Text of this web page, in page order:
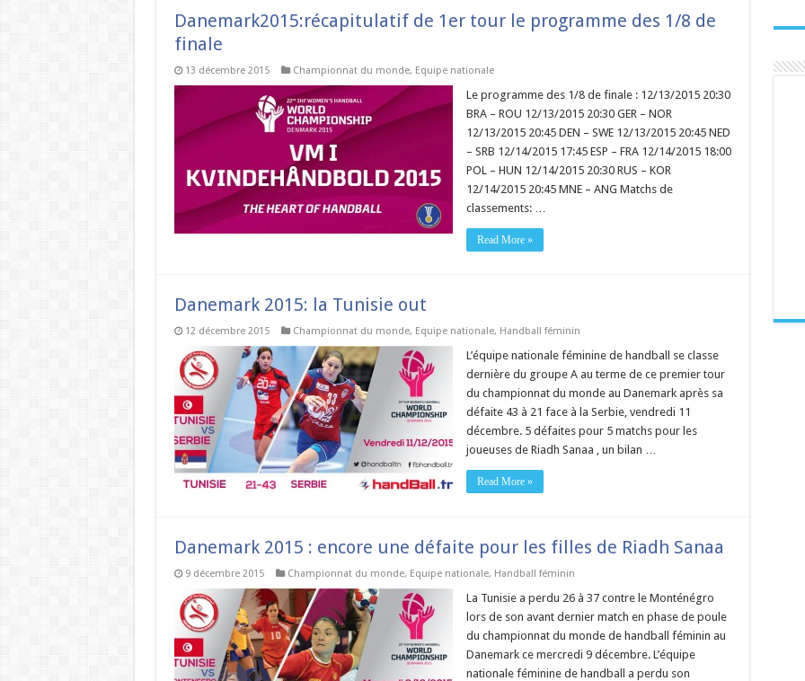
Danemark2015:récapitulatif de 1er tour le programme des 1/8 de
finale
13 décembre 2015 Championnat du monde, Equipe nationale
Le programme des 1/8 de finale : 12/13/2015 20:30
BRA – ROU 12/13/2015 20:30 GER – NOR
12/13/2015 20:45 DEN – SWE 12/13/2015 20:45 NED
– SRB 12/14/2015 17:45 ESP – FRA 12/14/2015 18:00
POL – HUN 12/14/2015 20:30 RUS – KOR
12/14/2015 20:45 MNE – ANG Matchs de
classements: …
Read More »
Danemark 2015: la Tunisie out
12 décembre 2015 Championnat du monde, Equipe nationale, Handball féminin
L’équipe nationale féminine de handball se classe
dernière du groupe A au terme de ce premier tour
du championnat du monde au Danemark après sa
défaite 43 à 21 face à la Serbie, vendredi 11
décembre. 5 défaites pour 5 matchs pour les
joueuses de Riadh Sanaa , un bilan …
Read More »
Danemark 2015 : encore une défaite pour les filles de Riadh Sanaa
9 décembre 2015 Championnat du monde, Equipe nationale, Handball féminin
La Tunisie a perdu 26 à 37 contre le Monténégro
lors de son avant dernier match en phase de poule
du championnat du monde de handball féminin au
Danemark ce mercredi 9 décembre. L’équipe
nationale féminine de handball a perdu son